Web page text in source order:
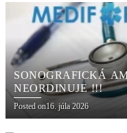
SONOGRAFICKÁ
NEORDINUJE !!!
Posted on16. júla 2026